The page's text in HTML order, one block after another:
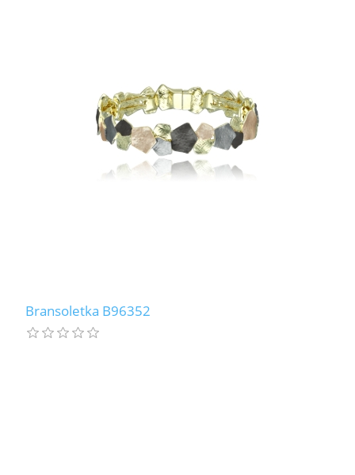
Bransoletka B96352